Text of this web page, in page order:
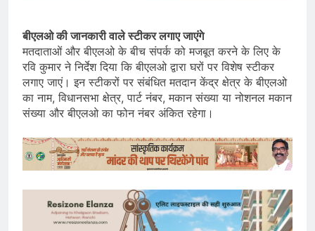
बीएलओ की जानकारी वाले स्टीकर लगाए जाएंगे
मतदाताओं और बीएलओ के बीच संपर्क को मजबूत करने के लिए के
रवि कुमार ने निर्देश दिया कि बीएलओ द्वारा घरों पर विशेष स्टीकर
लगाए जाएं। इन स्टीकरों पर संबंधित मतदान केंद्र क्षेत्र के बीएलओ
का नाम, विधानसभा क्षेत्र, पार्ट नंबर, मकान संख्या या नोशनल मकान
संख्या और बीएलओ का फोन नंबर अंकित रहेगा।